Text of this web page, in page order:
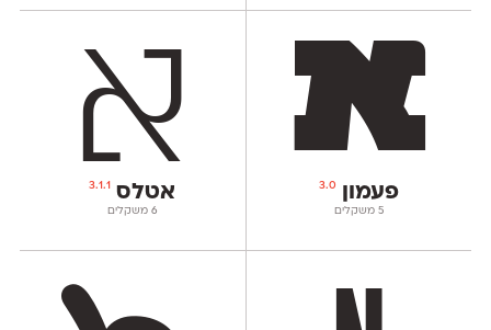
פעמון 3.0
‫5 משקלים
אטלס 3.1.1
‫6 משקלים